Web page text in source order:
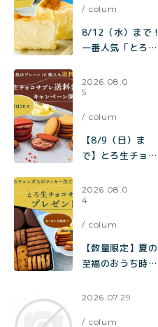
ャンククッキー』
が新登場！
colum
8/12（水）まで！
一番人気「とろ生
【送料無料】
toroa夏のチーズ
2026.08.0
5
colum
【8/9（日）ま
で】とろ生チョコ
ャンペーン開催
中！
2026.08.0
4
colum
【数量限定】夏の
至福のおうち時間
だらけクッキー缶
2026.07.29
colum